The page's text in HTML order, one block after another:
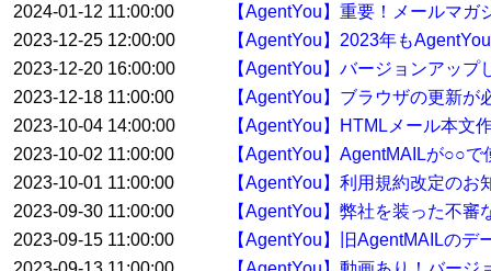
2024-01-12 11:00:00
【AgentYou】重要！メールマ
2023-12-25 12:00:00
【AgentYou】2023年も
2023-12-20 16:00:00
【AgentYou】バージョンアッ
2023-12-18 11:00:00
【AgentYou】ブラウザの更新が
2023-10-04 14:00:00
【AgentYou】HTMLメール本文
2023-10-02 11:00:00
【AgentYou】AgentMAILが○○
2023-10-01 11:00:00
【AgentYou】利用規約改定のお
2023-09-30 11:00:00
【AgentYou】弊社を装った不
2023-09-15 11:00:00
【AgentYou】旧AgentMAILの